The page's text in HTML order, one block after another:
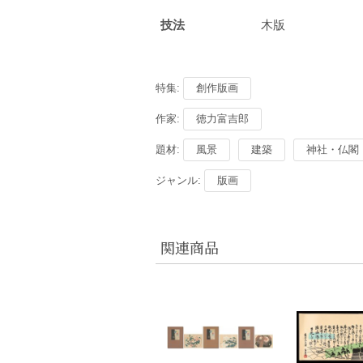
技法 木版
特集: 創作版画
作家: 徳力富吉郎
題材: 風景 建築 神社・仏閣
ジャンル: 版画
関連商品